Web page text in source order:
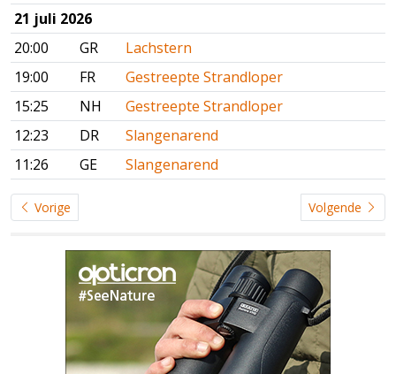
21 juli 2026
20:00
GR
Lachstern
19:00
FR
Gestreepte Strandloper
15:25
NH
Gestreepte Strandloper
12:23
DR
Slangenarend
11:26
GE Slangenarend
Vorige Volgende